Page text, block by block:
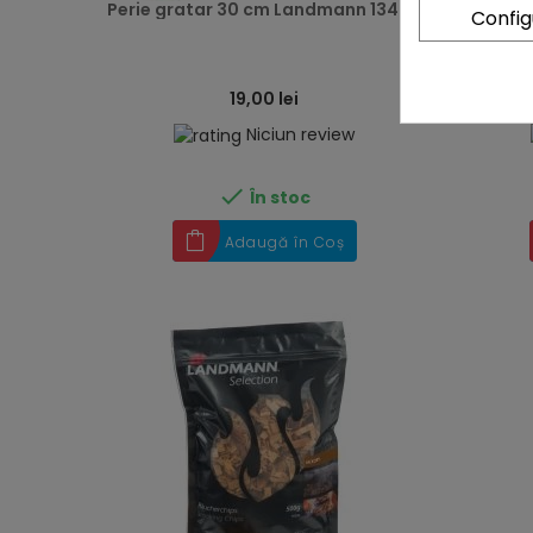
Perie gratar 30 cm Landmann 13404
19,00 lei
Niciun review
 În stoc
Adaugă în Coș